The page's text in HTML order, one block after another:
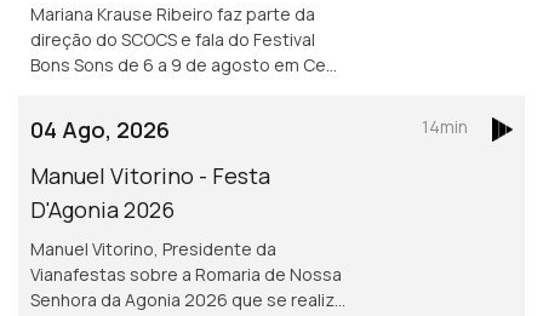
Mariana Krause Ribeiro faz parte da
direção do SCOCS e fala do Festival
Bons Sons de 6 a 9 de agosto em Cem
ano sob a ideia de resistência.
04 Ago, 2026
Manuel Vitorino - Festa
D'Agonia 2026
Manuel Vitorino, Presidente da
Vianafestas sobre a Romaria de Nossa
Senhora da Agonia 2026 que se realiza
14min